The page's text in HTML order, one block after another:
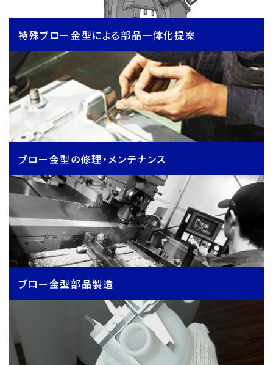
特殊ブロー金型による部品一体化提案
ブロー金型の修理・メンテナンス
ブロー金型部品製造